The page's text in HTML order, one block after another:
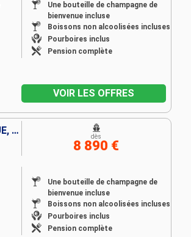
Une bouteille de champagne de
bienvenue incluse
Boissons non alcoolisées incluses
Pourboires inclus
Pension complète
VOIR LES OFFRES
ISLANDE, PORTUGAL, ESPAGNE, IBIZA, MAJORQUE, FRANCE, ITALIE
Une bouteille de champagne de
bienvenue incluse
Boissons non alcoolisées incluses
Pourboires inclus
Pension complète
dès
8 890 €